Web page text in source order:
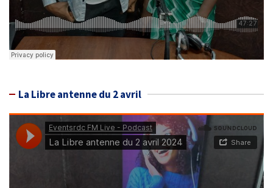
La Libre antenne du 2 avril